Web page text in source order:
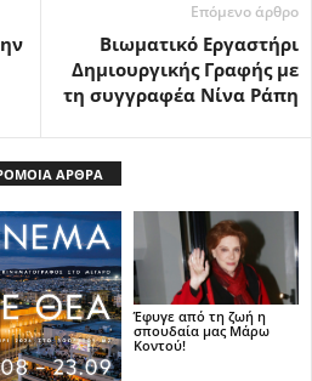
Επόμενο άρθρο
Βιωματικό Εργαστήρι
Δημιουργικής Γραφής με
τη συγγραφέα Νίνα Ράπη
ΑΡΘΡΑ
Έφυγε από τη ζωή η
σπουδαία μας Μάρω
Κοντού!